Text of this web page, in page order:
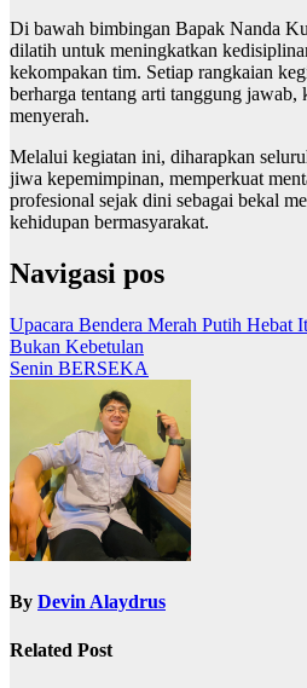
Di bawah bimbingan Bapak Nanda
dilatih untuk meningkatkan
kekompakan tim. Setiap rangkaian
berharga tentang arti tanggung jawab,
menyerah.
Melalui kegiatan ini, diharapkan
jiwa kepemimpinan, memperkuat
profesional sejak dini sebagai bekal
kehidupan bermasyarakat.
Navigasi pos
Upacara Bendera Merah Putih Hebat
Bukan Kebetulan
Senin BERSEKA
By Devin Alaydrus
Related Post